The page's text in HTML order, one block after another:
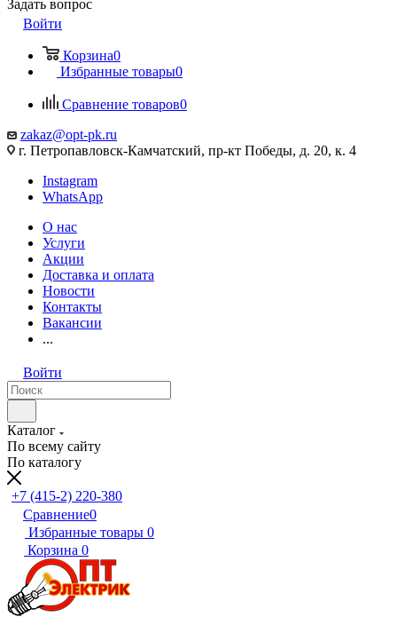
Задать вопрос
Войти
Корзина0
Избранные товары0
Сравнение товаров0
zakaz@opt-pk.ru
г. Петропавловск-Камчатский, пр-кт Победы, д. 20, к. 4
Instagram
WhatsApp
О нас
Услуги
Акции
Доставка и оплата
Новости
Контакты
Вакансии
...
Войти
Каталог
По всему сайту
По каталогу
+7 (415-2) 220-380
Сравнение0
Избранные товары 0
Корзина 0